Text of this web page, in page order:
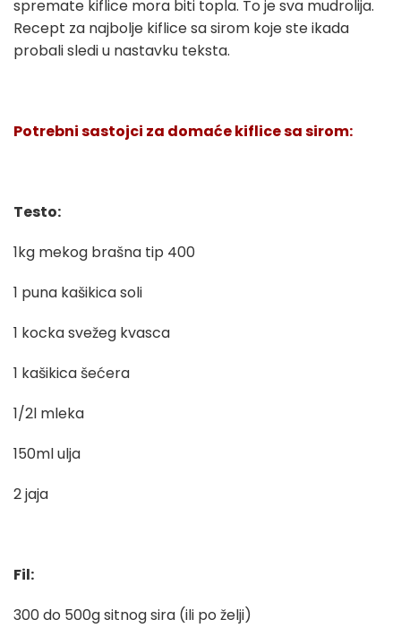
spremate kiflice mora biti topla. To je sva mudrolija.
Recept za najbolje kiflice sa sirom koje ste ikada
probali sledi u nastavku teksta.
Potrebni sastojci za domaće kiflice sa sirom:
Testo:
1kg mekog brašna tip 400
1 puna kašikica soli
1 kocka svežeg kvasca
1 kašikica šećera
1/2l mleka
150ml ulja
2 jaja
Fil:
300 do 500g sitnog sira (ili po želji)